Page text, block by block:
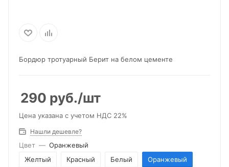
Бордюр тротуарный Берит на белом цементе
290 руб./шт
Цена указана с учетом НДС 22%
Нашли дешевле?
Цвет — Оранжевый
Желтый
Красный Белый Оранжевый